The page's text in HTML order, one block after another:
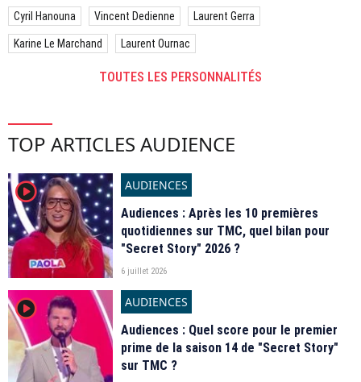
Cyril Hanouna Vincent Dedienne Laurent Gerra
Karine Le Marchand Laurent Ournac
TOUTES LES PERSONNALITÉS
TOP ARTICLES AUDIENCE
player2
AUDIENCES
Audiences : Après les 10 premières
quotidiennes sur TMC, quel bilan pour
"Secret Story" 2026 ?
6 juillet 2026
player2
AUDIENCES
Audiences : Quel score pour le premier
prime de la saison 14 de "Secret Story"
sur TMC ?